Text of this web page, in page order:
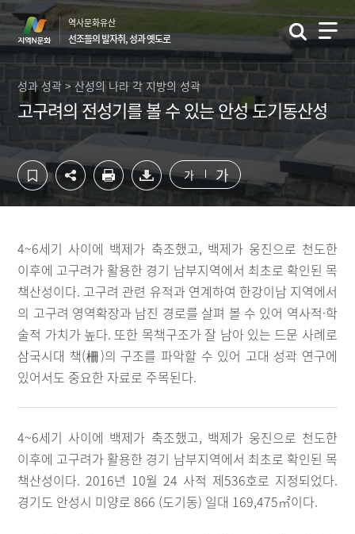
컨
텐
츠
영
가
기
하
단
영
역
기
역사문화유산
선조들의 발자취, 성과 옛도로
성과 성곽 > 산성의 나라 각 지방의 성곽
고구려의 전성기를 볼 수 있는 안성 도기동산성
가 가
4~6세기 사이에 백제가 축조했고, 백제가 웅진으로 천도한
이후에 고구려가 활용한 경기 남부지역에서 최초로 확인된 목
책산성이다. 고구려 관련 유적과 연계하여 한강이남 지역에서
의 고구려 영역확장과 남진 경로를 살펴 볼 수 있어 역사적·학
술적 가치가 높다. 또한 목책구조가 잘 남아 있는 드문 사례로
삼국시대 책(柵)의 구조를 파악할 수 있어 고대 성곽 연구에
있어서도 중요한 자료로 주목된다.
4~6세기 사이에 백제가 축조했고, 백제가 웅진으로 천도한
이후에 고구려가 활용한 경기 남부지역에서 최초로 확인된 목
책산성이다. 2016년 10월 24 사적 제536호로 지정되었다.
경기도 안성시 미양로 866 (도기동) 일대 169,475㎡이다.